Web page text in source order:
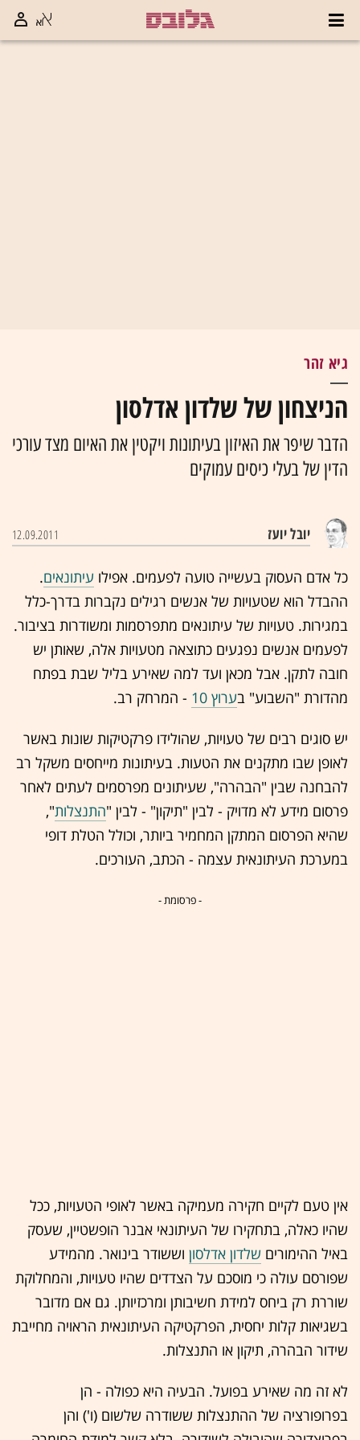
גיא זהר
הניצחון של שלדון אדלסון
הדבר שיפר את האיזון בעיתונות ויקטין את האיום מצד עורכי
הדין של בעלי כיסים עמוקים
יובל יועז 12.09.2011
כל אדם העסוק בעשייה טועה לפעמים. אפילו עיתונאים.
ההבדל הוא שטעויות של אנשים רגילים נקברות בדרך-כלל
במגירות. טעויות של עיתונאים מתפרסמות ומשודרות בציבור.
לפעמים אנשים נפגעים כתוצאה מטעויות אלה, שאותן יש
חובה לתקן. אבל מכאן ועד למה שאירע בליל שבת בפתח
מהדורת "השבוע" בערוץ 10 - המרחק רב.
יש סוגים רבים של טעויות, שהולידו פרקטיקות שונות באשר
לאופן שבו מתקנים את הטעות. בעיתונות מייחסים משקל רב
להבחנה שבין "הבהרה", שעיתונים מפרסמים לעתים לאחר
פרסום מידע לא מדויק - לבין "תיקון" - לבין "התנצלות",
שהיא הפרסום המתקן המחמיר ביותר, וכולל הטלת דופי
במערכת העיתונאית עצמה - הכתב, העורכים.
- פרסומת -
אין טעם לקיים חקירה מעמיקה באשר לאופי הטעויות, ככל
שהיו כאלה, בתחקירו של העיתונאי אבנר הופשטיין, שעסק
באיל ההימורים שלדון אדלסון וששודר בינואר. מהמידע
שפורסם עולה כי מוסכם על הצדדים שהיו טעויות, והמחלוקת
שוררת רק ביחס למידת חשיבותן ומרכזיותן. גם אם מדובר
בשגיאות קלות יחסית, הפרקטיקה העיתונאית הראויה מחייבת
שידור הבהרה, תיקון או התנצלות.
לא זה מה שאירע בפועל. הבעיה היא כפולה - הן
בפרופורציה של ההתנצלות ששודרה שלשום (ו') והן